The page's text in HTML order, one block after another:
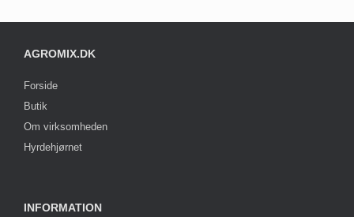
AGROMIX.DK
Forside
Butik
Om virksomheden
Hyrdehjørnet
INFORMATION